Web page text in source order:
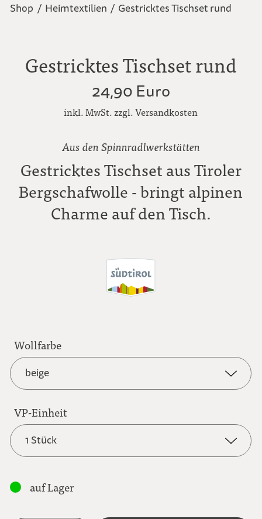
Shop / Heimtextilien / Gestricktes Tischset rund
Gestricktes Tischset rund
24,90 Euro
inkl. MwSt. zzgl. Versandkosten
Aus den Spinnradlwerkstätten
Gestricktes Tischset aus Tiroler
Bergschafwolle - bringt alpinen
Charme auf den Tisch.
Wollfarbe
beige
beige
VP-Einheit
1 Stück
auf Lager